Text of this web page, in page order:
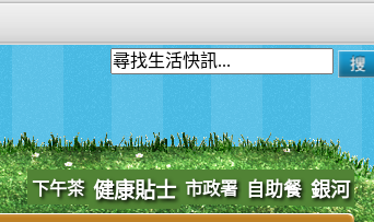
下午茶 健康貼士 市政署 自助餐 銀河